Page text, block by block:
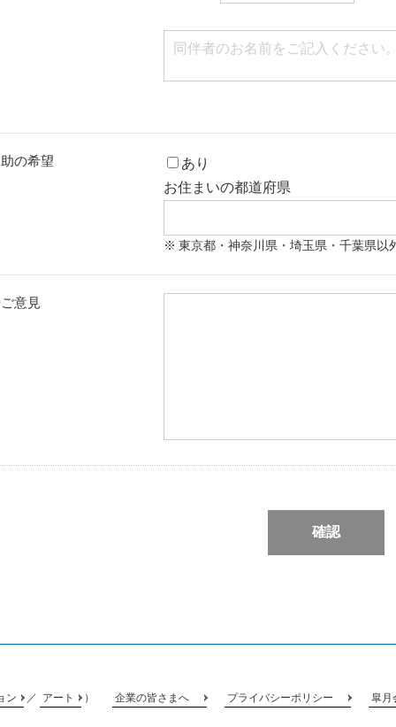
の希望
あり
お住まいの都道府県
東京都・神奈川県・埼玉県・千葉県以
意見
ン ／ アート ） 企業の皆さまへ プライバシーポリシー 皐月